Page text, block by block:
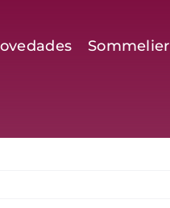
Sommelier